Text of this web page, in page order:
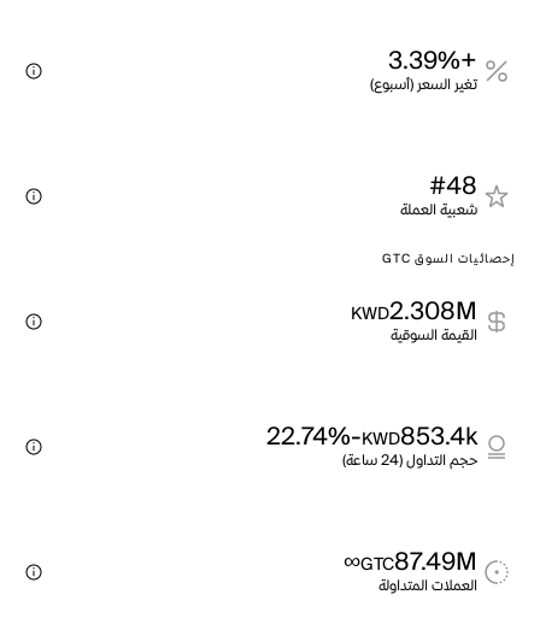
+3.39%
تغير السعر (أسبوع)
#48
شعبية العملة
إحصائيات السوق GTC
2.308M
KWD
القيمة السوقية
853.4k
KWD
-22.74%
حجم التداول (24 ساعة)
87.49M
GTC
∞
العملات المتداولة